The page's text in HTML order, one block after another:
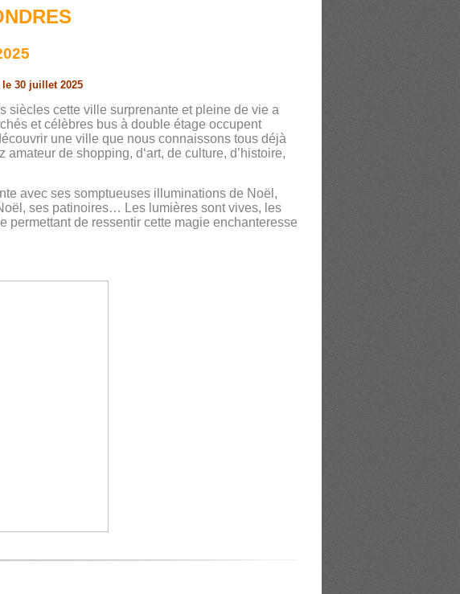
30 juillet 2025
siècles cette ville surprenante et pleine de vie a
et célèbres bus à double étage occupent
une ville que nous connaissons tous déjà
de shopping, d‘art, de culture, d’histoire,
avec ses somptueuses illuminations de Noël,
ses patinoires… Les lumières sont vives, les
permettant de ressentir cette magie enchanteresse